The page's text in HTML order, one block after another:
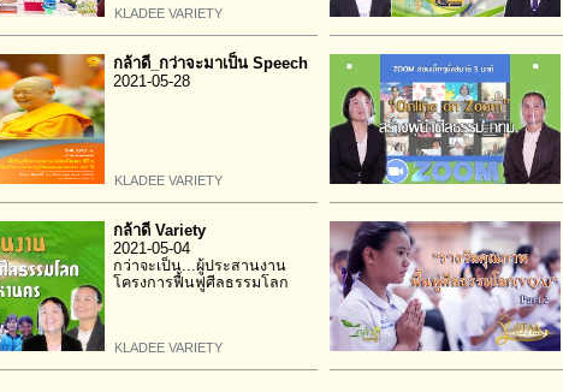
KLADEE VARIETY
กล้าดี_กว่าจะมาเป็น Speech
2021-05-28
KLADEE VARIETY
กล้าดี Variety
2021-05-04
กว่าจะเป็น...ผู้ประสานงาน
โครงการฟื้นฟูศีลธรรมโลก
KLADEE VARIETY